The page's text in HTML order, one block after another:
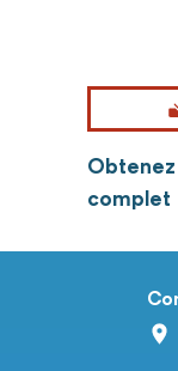
complet